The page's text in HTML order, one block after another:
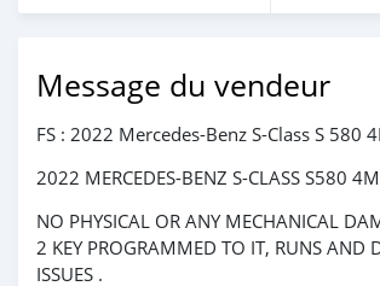
Message du vendeur
FS : 2022 Mercedes-Benz S-Class S 580
2022 MERCEDES-BENZ S-CLASS S580
NO PHYSICAL OR ANY MECHANICAL
2 KEY PROGRAMMED TO IT, RUNS AND
ISSUES .